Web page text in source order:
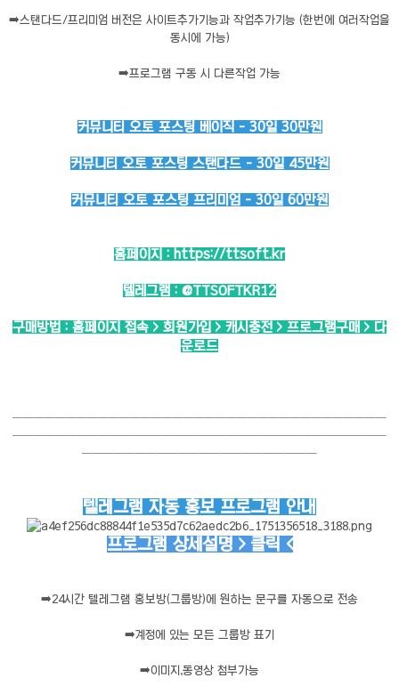
➡️스탠다드/프리미엄 버전은 사이트추가기능과 작업추가기능 (한번에 여러작업을
동시에 가능)
➡️프로그램 구동 시 다른작업 가능
커뮤니티 오토 포스팅 베이직 - 30일 30만원
커뮤니티 오토 포스팅 스탠다드 - 30일 45만원
커뮤니티 오토 포스팅 프리미엄 - 30일 60만원
홈페이지 : https://ttsoft.kr
텔레그램 : @TTSOFTKR12
구매방법 : 홈페이지 접속 > 회원가입 > 캐시충전 > 프로그램구매 > 다
운로드
───────────────────────────────────
───────────────────────────────────
──────────────────────
텔레그램 자동 홍보 프로그램 안내
프로그램 상세설명 > 클릭 <
➡️24시간 텔레그램 홍보방(그룹방)에 원하는 문구를 자동으로 전송
➡️계정에 있는 모든 그룹방 표기
➡️이미지,동영상 첨부가능